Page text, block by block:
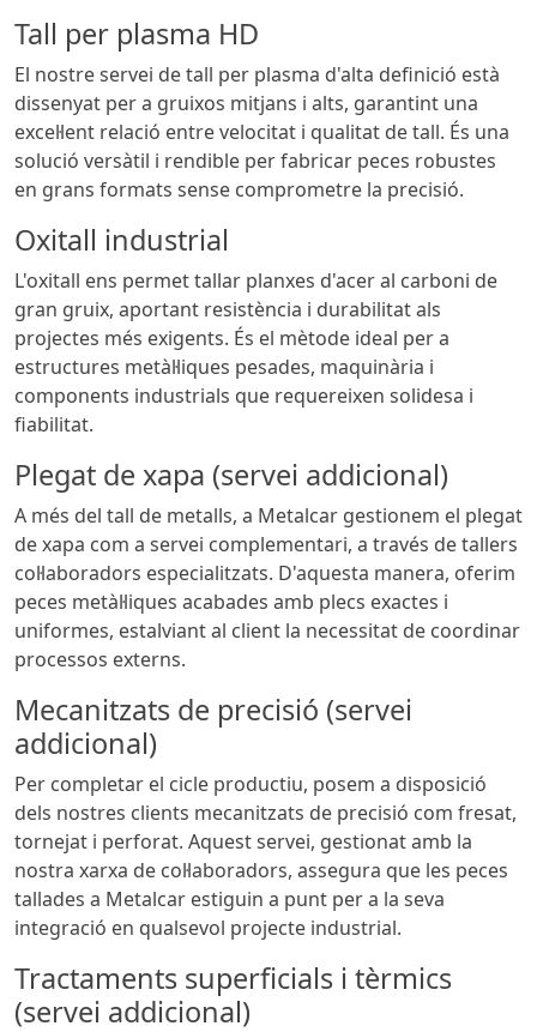
Tall per plasma HD
El nostre servei de tall per plasma d'alta definició està
dissenyat per a gruixos mitjans i alts, garantint una
excel·lent relació entre velocitat i qualitat de tall. És una
solució versàtil i rendible per fabricar peces robustes
en grans formats sense comprometre la precisió.
Oxitall industrial
L'oxitall ens permet tallar planxes d'acer al carboni de
gran gruix, aportant resistència i durabilitat als
projectes més exigents. És el mètode ideal per a
estructures metàl·liques pesades, maquinària i
components industrials que requereixen solidesa i
fiabilitat.
Plegat de xapa (servei addicional)
A més del tall de metalls, a Metalcar gestionem el plegat
de xapa com a servei complementari, a través de tallers
col·laboradors especialitzats. D'aquesta manera, oferim
peces metàl·liques acabades amb plecs exactes i
uniformes, estalviant al client la necessitat de coordinar
processos externs.
Mecanitzats de precisió (servei
addicional)
Per completar el cicle productiu, posem a disposició
dels nostres clients mecanitzats de precisió com fresat,
tornejat i perforat. Aquest servei, gestionat amb la
nostra xarxa de col·laboradors, assegura que les peces
tallades a Metalcar estiguin a punt per a la seva
integració en qualsevol projecte industrial.
Tractaments superficials i tèrmics
(servei addicional)